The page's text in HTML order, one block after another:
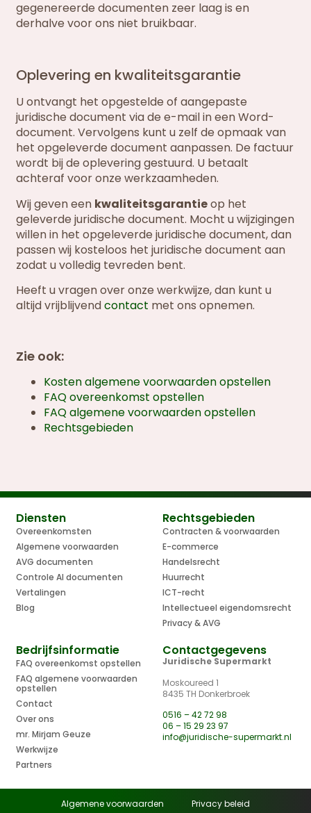
gegenereerde documenten zeer laag is en
derhalve voor ons niet bruikbaar.
Oplevering en kwaliteitsgarantie
U ontvangt het opgestelde of aangepaste
juridische document via de e-mail in een Word-
document. Vervolgens kunt u zelf de opmaak van
het opgeleverde document aanpassen. De factuur
wordt bij de oplevering gestuurd. U betaalt
achteraf voor onze werkzaamheden.
Wij geven een kwaliteitsgarantieop het
geleverde juridische document. Mocht u wijzigingen
willen in het opgeleverde juridische document, dan
passen wij kosteloos het juridische document aan
zodat u volledig tevreden bent.
Heeft u vragen over onze werkwijze, dan kunt u
altijd vrijblijvendcontact met ons opnemen.
Zie ook:
Kosten algemene voorwaarden opstellen
FAQ overeenkomst opstellen
FAQ algemene voorwaarden opstellen
Rechtsgebieden
Diensten
Overeenkomsten
Algemene voorwaarden
AVG documenten
Controle AI documenten
Vertalingen
Blog
Rechtsgebieden
Contracten & voorwaarden
E-commerce
Handelsrecht
Huurrecht
ICT-recht
Intellectueel eigendomsrecht
Privacy & AVG
Bedrijfsinformatie
FAQ overeenkomst opstellen
FAQ algemene voorwaarden
opstellen
Contact
Over ons
mr. Mirjam Geuze
Werkwijze
Partners
Contactgegevens
Juridische Supermarkt
Moskoureed 1
8435 TH Donkerbroek
0516 – 42 72 98
06 – 15 29 23 97
info@juridische-supermarkt.nl
Algemene voorwaarden Privacy beleid